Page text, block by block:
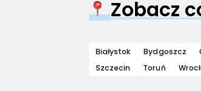
Zobacz
Białystok Bydgoszcz
Szczecin
Toruń